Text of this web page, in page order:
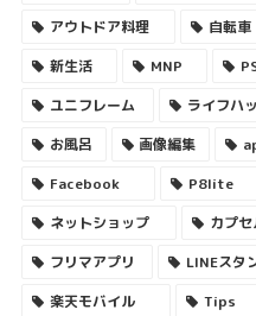
アウトドア料理
自転車
新生活
MNP
ユニフレーム
ライフハ
お風呂
画像編集
Facebook
P8lite
ネットショップ
カプ
フリマアプリ
LINEスタ
楽天モバイル
Tips